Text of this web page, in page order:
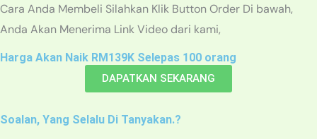
Cara Anda Membeli Silahkan Klik Button Order Di bawah,
Anda Akan Menerima Link Video dari kami,
Harga Akan Naik RM139K Selepas 100 orang
DAPATKAN SEKARANG
Soalan, Yang Selalu Di Tanyakan.?